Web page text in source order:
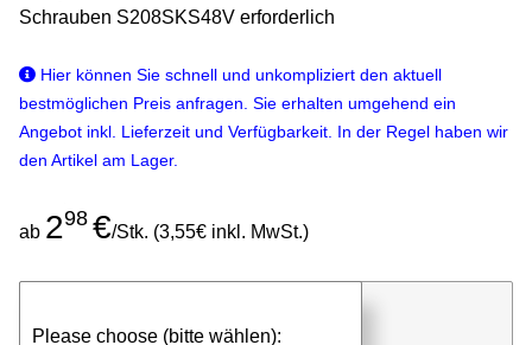
Schrauben S208SKS48V erforderlich
Hier können Sie schnell und unkompliziert den aktuell
bestmöglichen Preis anfragen. Sie erhalten umgehend ein
Angebot inkl. Lieferzeit und Verfügbarkeit. In der Regel haben wir
den Artikel am Lager.
ab 298 €/Stk. (3,55€ inkl. MwSt.)
Please choose (bitte wählen):